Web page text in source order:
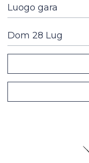
Gare
Casa Italia
News
Media